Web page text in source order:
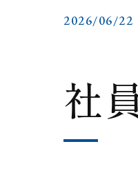
2026/06/22
社